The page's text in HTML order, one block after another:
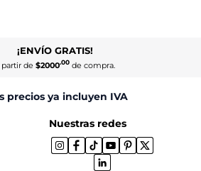
¡ENVÍO GRATIS!
partir de $2000.00de compra.
precios ya incluyen IVA
Nuestras redes